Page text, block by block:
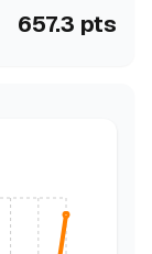
657.3 pts